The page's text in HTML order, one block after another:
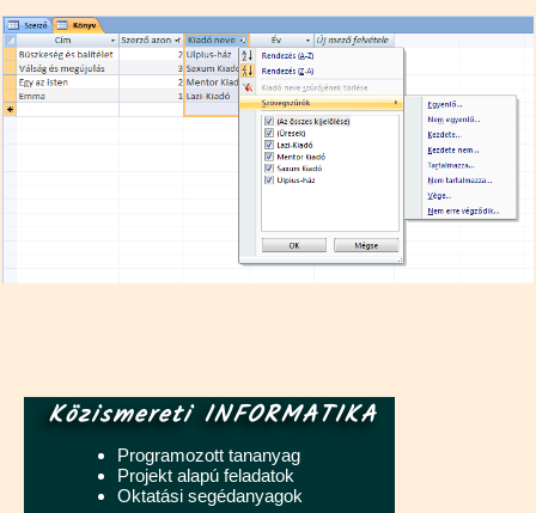
Közismereti INFORMATIKA
Programozott tananyag
Projekt alapú feladatok
Oktatási segédanyagok